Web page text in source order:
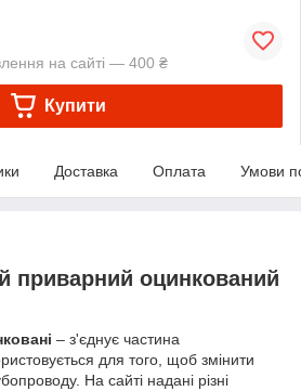
на сайті — 400 ₴
Купити
Доставка Оплата Умови
приварний оцинкований
– з'єднує частина
для того, щоб змінити
На сайті надані різні